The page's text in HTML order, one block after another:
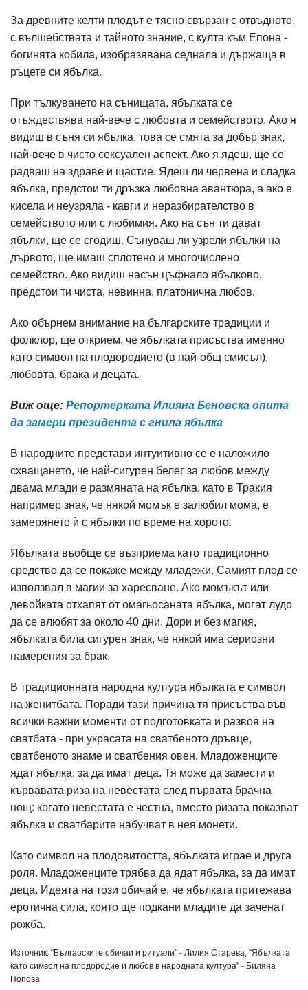
За древните келти плодът е тясно свързан с отвъдното,
с вълшебствата и тайното знание, с култа към Епона -
богинята кобила, изобразявана седнала и държаща в
ръцете си ябълка.
При тълкуването на сънищата, ябълката се
отъждествява най-вече с любовта и семейството. Ако я
видиш в съня си ябълка, това се смята за добър знак,
най-вече в чисто сексуален аспект. Ако я ядеш, ще се
радваш на здраве и щастие. Ядеш ли червена и сладка
ябълка, предстои ти дръзка любовна авантюра, а ако е
кисела и неузряла - кавги и неразбирателство в
семейството или с любимия. Ако на сън ти дават
ябълки, ще се сгодиш. Сънуваш ли узрели ябълки на
дървото, ще имаш сплотено и многочислено
семейство. Ако видиш насън цъфнало ябълково,
предстои ти чиста, невинна, платонична любов.
Ако обърнем внимание на българските традиции и
фолклор, ще открием, че ябълката присъства именно
като символ на плодородието (в най-общ смисъл),
любовта, брака и децата.
Виж още: Репортерката Илияна Беновска опита
да замери президента с гнила ябълка
В народните представи интуитивно се е наложило
схващането, че най-сигурен белег за любов между
двама млади е размяната на ябълка, като в Тракия
например знак, че някой момък е залюбил мома, е
замерянето ѝ с ябълки по време на хорото.
Ябълката въобще се възприема като традиционно
средство да се покаже между младежи. Самият плод се
използвал в магии за харесване. Ако момъкът или
девойката отхапят от омагьосаната ябълка, могат лудо
да се влюбят за около 40 дни. Дори и без магия,
ябълката била сигурен знак, че някой има сериозни
намерения за брак.
В традиционната народна култура ябълката е символ
на женитбата. Поради тази причина тя присъства във
всички важни моменти от подготовката и развоя на
сватбата - при украсата на сватбеното дръвце,
сватбеното знаме и сватбения овен. Младоженците
ядат ябълка, за да имат деца. Тя може да замести и
кървавата риза на невестата след първата брачна
нощ: когато невестата е честна, вместо ризата показват
ябълка и сватбарите набучват в нея монети.
Като символ на плодовитостта, ябълката играе и друга
роля. Младоженците трябва да ядат ябълка, за да имат
деца. Идеята на този обичай е, че ябълката притежава
еротична сила, която ще подкани младите да заченат
рожба.
Източник: "Българските обичаи и ритуали" - Лилия Старева; "Ябълката
като символ на плодородие и любов в народната култура" - Биляна
Попова